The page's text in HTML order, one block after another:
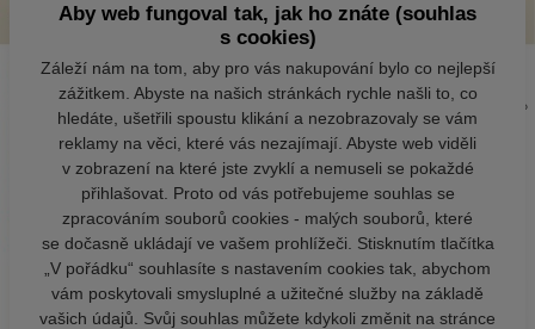
Aby web fungoval tak, jak ho znáte (souhlas
s cookies)
Záleží nám na tom, aby pro vás nakupování bylo co nejlepší
zážitkem. Abyste na našich stránkách rychle našli to, co
hledáte, ušetřili spoustu klikání a nezobrazovaly se vám
reklamy na věci, které vás nezajímají. Abyste web viděli
v zobrazení na které jste zvyklí a nemuseli se pokaždé
přihlašovat. Proto od vás potřebujeme souhlas se
zpracováním souborů cookies - malých souborů, které
se dočasně ukládají ve vašem prohlížeči. Stisknutím tlačítka
„V pořádku“ souhlasíte s nastavením cookies tak, abychom
vám poskytovali smysluplné a užitečné služby na základě
vašich údajů. Svůj souhlas můžete kdykoli změnit na stránce